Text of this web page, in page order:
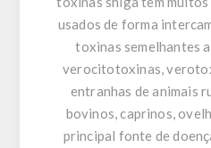
usados de forma
toxinas semelhantes
verocitotoxinas,
entranhas de animais
bovinos, caprinos,
principal fonte de